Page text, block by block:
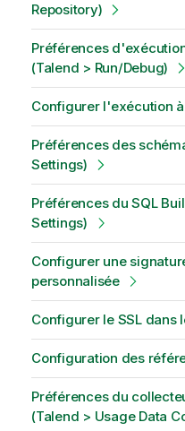
Repository)
Préférences
(Talend > Run/Debug)
Configurer l'exécution
Préférences des
Settings)
Préférences du SQL
Settings)
Configurer une
personnalisée
Configurer le SSL dans
Configuration des
Préférences du
(Talend > Usage Data